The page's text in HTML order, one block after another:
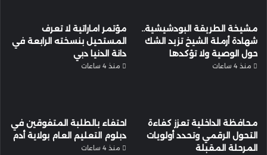
مشيخة الطريقة البودشيشية..
شهادة أرملة الشيخ تزيد الشك
حول الوصية ولا تؤكدها
منذ 4 ساعات
مؤتمر اماراتية لا تعرف
المستحيل بنسخته الرابعة في
دانة الدنيا دبي
منذ 4 ساعات
محافظة الداخلية تعزز كفاءة
التحول الرقمي وتحدد أولويات
المرحلة المقبلة
احتفاء بالطلبة المتفوقين في
دبلوم التعليم العام بولاية أدم
منذ 4 ساعات